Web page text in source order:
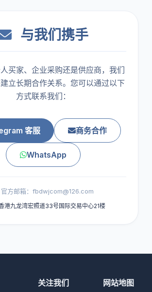
与我们携手
买家、企业采购还是供应商，我们
立长期合作关系。您可以通过以下
方式联系我们：
客服 商务合作
WhatsApp
官方邮箱：fbdwjcom@126.com
港九龙湾宏照道33号国际交易中心21楼
关注我们 网站地图